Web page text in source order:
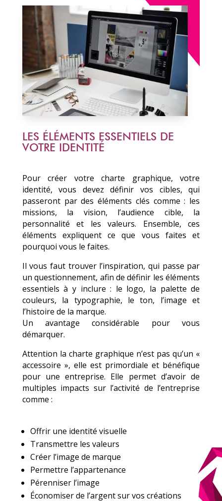
LES ÉLÉMENTS ESSENTIELS DE
VOTRE IDENTITÉ
Pour créer votre charte graphique, votre
identité, vous devez définir vos cibles, qui
passeront par des éléments clés comme : les
missions, la vision, l’audience cible, la
personnalité et les valeurs. Ensemble, ces
éléments expliquent ce que vous faites et
pourquoi vous le faites.
Il vous faut trouver l’inspiration, qui passe par
un questionnement, afin de définir les éléments
essentiels à y inclure : le logo, la palette de
couleurs, la typographie, le ton, l’image et
l’histoire de la marque.
Un avantage considérable pour vous
démarquer.
Attention la charte graphique n’est pas qu’un «
accessoire », elle est primordiale et bénéfique
pour une entreprise. Elle permet d’avoir de
multiples impacts sur l’activité de l’entreprise
comme :
Offrir une identité visuelle
Transmettre les valeurs
Créer l’image de marque
Permettre l’appartenance
Pérenniser l’image
Économiser de l’argent sur vos créations